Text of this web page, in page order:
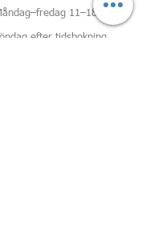
11–18
efter tidsbokning